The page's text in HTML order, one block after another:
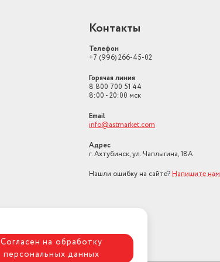
Контакты
Телефон
+7 (996) 266-45-02
Горячая линия
8 800 700 51 44
8:00 - 20:00 мск
Email
info@astmarket.com
Адрес
г. Ахтубинск, ул. Чаплыгина, 18А
Нашли ошибку на сайте? Напишите нам
Согласен на обработку
персональных данных